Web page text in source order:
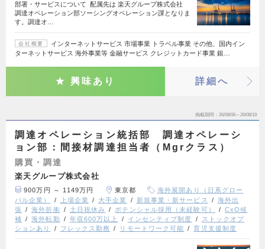
部署・サービスについて 配属先は 楽天グループ株式会社
調達オペレーション部ソーシングオペレーション課となりま
す。調達オ…
会社概要
インターネットサービス 市場事業 トラベル事業 その他、国内イン
ターネットサービス 海外事業等 金融サービス クレジットカード事業 銀…
興味あり 詳細へ
掲載期間 26/08/06～26/08/19
調達オペレーション統括部 調達オペレーシ
ョン部：間接材調達担当者（Mgrクラス）
購買・調達
楽天グループ株式会社
900万円 ～ 1149万円 東京都
海外展開あり（日系グロー
バル企業）
上場企業 大手企業 新規事業・新サービス
海外出
張
海外折衝 土日祝休み ポテンシャル採用（未経験可）
CxO候
補
海外転勤 年収600万以上 インセンティブ制度
ストックオプ
ションあり
フレックス勤務 リモートワーク可能 育児支援制度